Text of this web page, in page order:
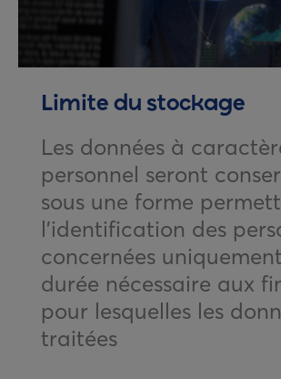
Limite du stockage
Les données à
personnel seront
sous une forme
l’identification des
concernées
durée nécessaire aux
pour lesquelles les
traitées